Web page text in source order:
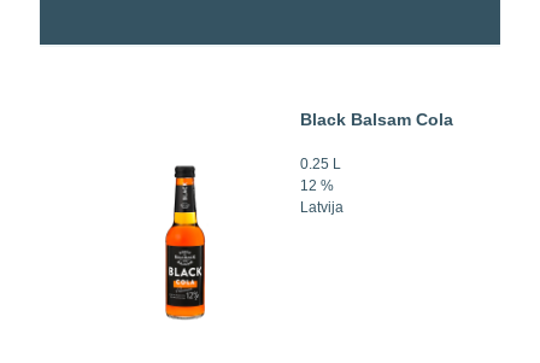
Black Balsam Cola
0.25 L
12 %
Latvija